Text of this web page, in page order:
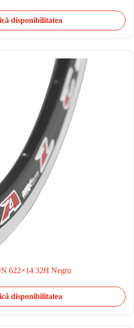
disponibilitatea
622×14 32H Negru
disponibilitatea